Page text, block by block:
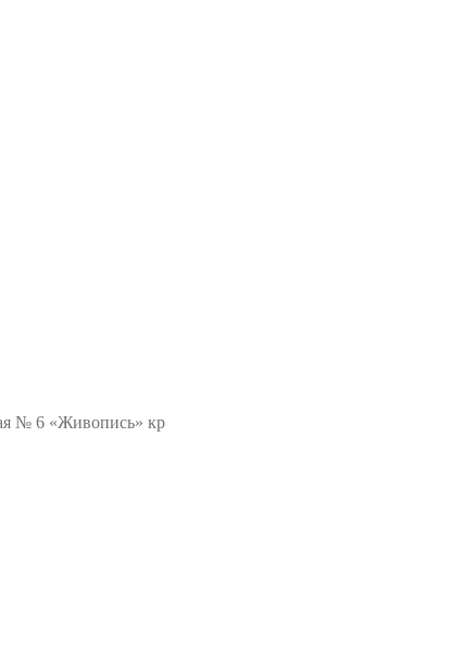
№ 6 «Живопись» кр